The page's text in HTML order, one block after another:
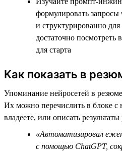
формулировать запросы
и структурированно
достаточно посмотреть
для старта
Как показать в
Упоминание нейросетей в
Их можно перечислить в блоке
владеете, или описать
«Автоматизировал
с помощью ChatGPT,